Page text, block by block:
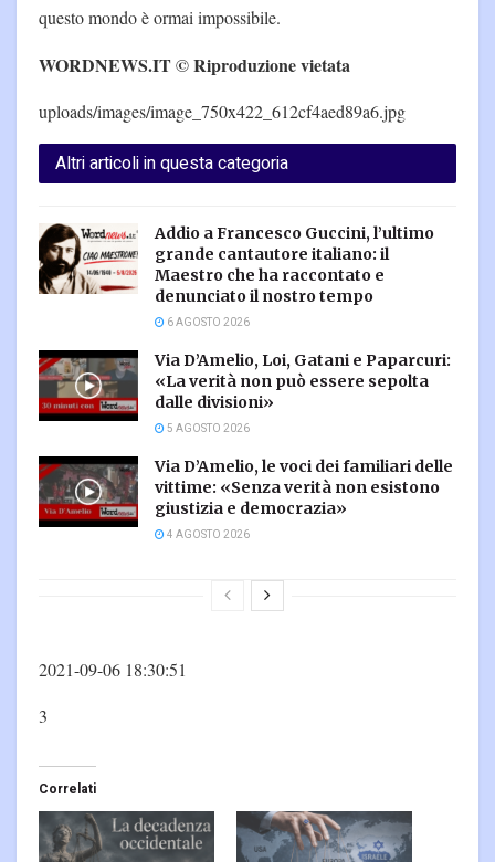
questo mondo è ormai impossibile.
WORDNEWS.IT © Riproduzione vietata
uploads/images/image_750x422_612cf4aed89a6.jpg
Altri articoli in questa categoria
Addio a Francesco Guccini, l’ultimo
grande cantautore italiano: il
Maestro che ha raccontato e
denunciato il nostro tempo
6 AGOSTO 2026
Via D’Amelio, Loi, Gatani e Paparcuri:
«La verità non può essere sepolta
dalle divisioni»
5 AGOSTO 2026
Via D’Amelio, le voci dei familiari delle
vittime: «Senza verità non esistono
giustizia e democrazia»
4 AGOSTO 2026
2021-09-06 18:30:51
3
Correlati